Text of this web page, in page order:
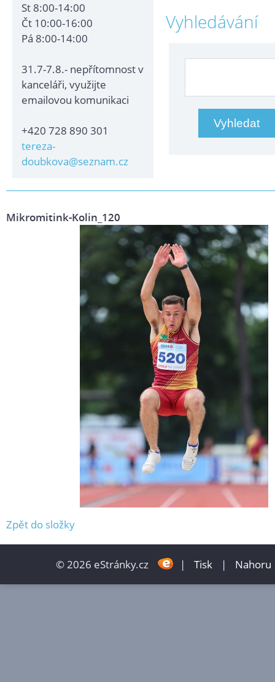
St 8:00-14:00
Čt 10:00-16:00
Pá 8:00-14:00
31.7-7.8.- nepřítomnost v
kanceláři, využijte
emailovou komunikaci
+420 728 890 301
tereza-
doubkova@seznam.cz
Vyhledávání
Mikromitink-Kolin_120
Zpět do složky
© 2026 eStránky.cz | Tisk | Nahoru